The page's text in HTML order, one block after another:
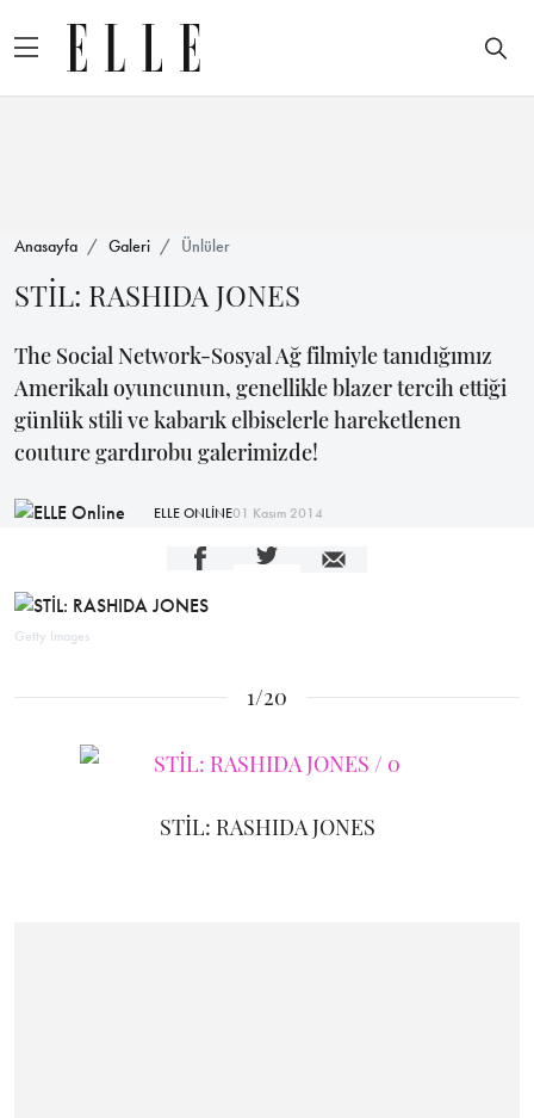
Anasayfa Galeri Ünlüler
STİL: RASHIDA JONES
The Social Network-Sosyal Ağ filmiyle tanıdığımız
Amerikalı oyuncunun, genellikle blazer tercih ettiği
günlük stili ve kabarık elbiselerle hareketlenen
couture gardırobu galerimizde!
ELLE ONLİNE01 Kasım 2014
Getty Images
1/20
STİL: RASHIDA JONES